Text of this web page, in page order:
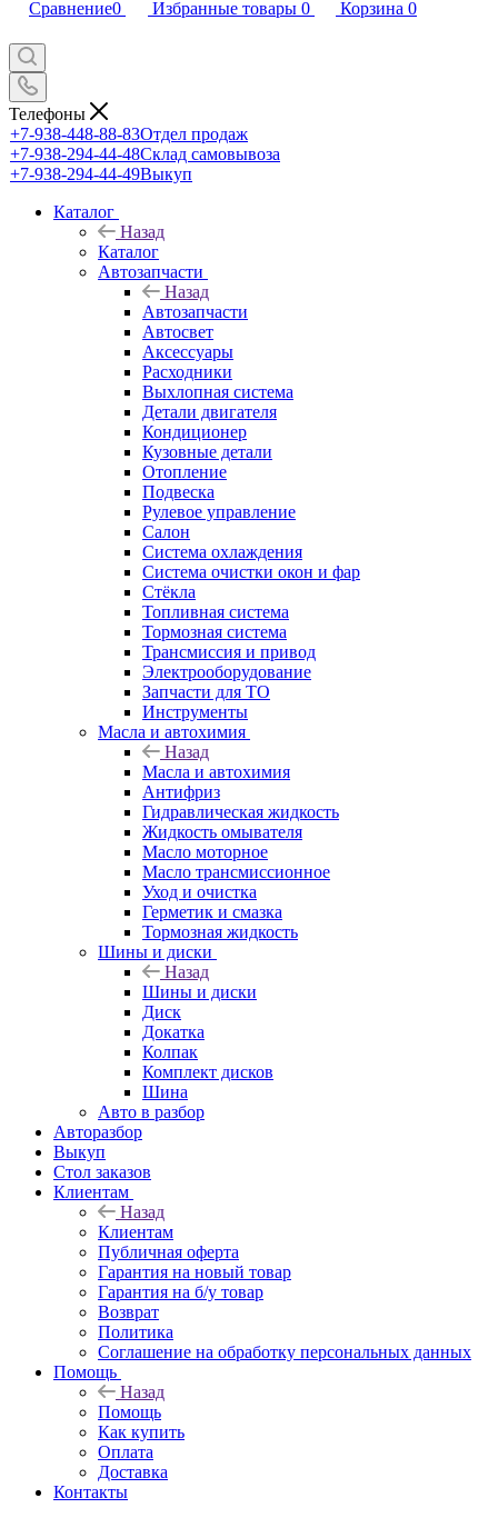
Сравнение0 Избранные товары 0 Корзина 0
Телефоны
+7-938-448-88-83Отдел продаж
+7-938-294-44-48Склад самовывоза
+7-938-294-44-49Выкуп
Каталог
Назад
Каталог
Автозапчасти
Назад
Автозапчасти
Автосвет
Аксессуары
Расходники
Выхлопная система
Детали двигателя
Кондиционер
Кузовные детали
Отопление
Подвеска
Рулевое управление
Салон
Система охлаждения
Система очистки окон и фар
Стёкла
Топливная система
Тормозная система
Трансмиссия и привод
Электрооборудование
Запчасти для ТО
Инструменты
Масла и автохимия
Назад
Масла и автохимия
Антифриз
Гидравлическая жидкость
Жидкость омывателя
Масло моторное
Масло трансмиссионное
Уход и очистка
Герметик и смазка
Тормозная жидкость
Шины и диски
Назад
Шины и диски
Диск
Докатка
Колпак
Комплект дисков
Шина
Авто в разбор
Авторазбор
Выкуп
Стол заказов
Клиентам
Назад
Клиентам
Публичная оферта
Гарантия на новый товар
Гарантия на б/у товар
Возврат
Политика
Соглашение на обработку персональных данных
Помощь
Назад
Помощь
Как купить
Оплата
Доставка
Контакты